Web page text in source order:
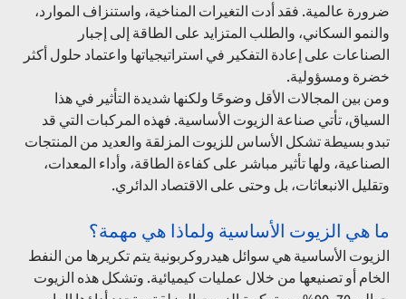
ضرورة عالمية. فقد أدت التغيرات المناخية، واستنزاف الموارد،
والنمو السكاني، والطلب المتزايد على الطاقة إلى إجبار
الصناعات على إعادة التفكير في استراتيجياتها واعتماد حلول أكثر
خضرة ومسؤولية.
ومن بين المجالات الأقل وضوحًا ولكنها شديدة التأثير في هذا
السياق، تأتي صناعة الزيوت الأساسية. فهذه المركبات التي قد
تبدو بسيطة تشكل الأساس للزيوت المزلقة والعديد من المنتجات
الصناعية، ولها تأثير مباشر على كفاءة الطاقة، وأداء المعدات،
وتقليل الانبعاثات، بل وحتى على الاقتصاد الدائري.
ما هي الزيوت الأساسية ولماذا هي مهمة؟
الزيوت الأساسية هي سوائل هيدروكربونية يتم تكريرها من النفط
الخام أو تصنيعها من خلال عمليات كيميائية. وتشكل هذه الزيوت